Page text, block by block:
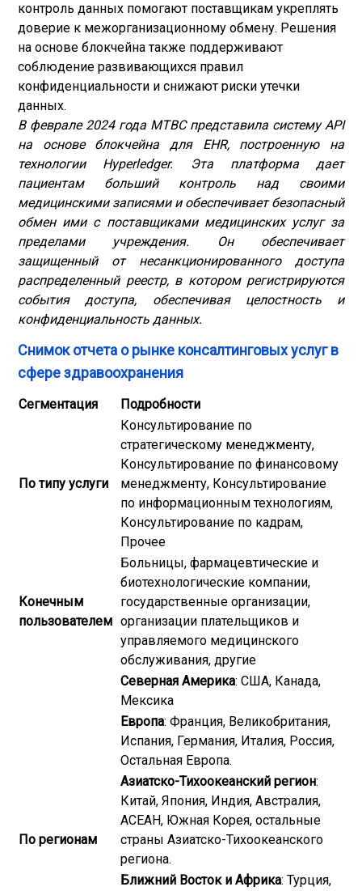
контроль данных помогают поставщикам укреплять
доверие к межорганизационному обмену. Решения
на основе блокчейна также поддерживают
соблюдение развивающихся правил
конфиденциальности и снижают риски утечки
данных.
В феврале 2024 года MTBC представила систему API
на основе блокчейна для EHR, построенную на
технологии Hyperledger. Эта платформа дает
пациентам больший контроль над своими
медицинскими записями и обеспечивает безопасный
обмен ими с поставщиками медицинских услуг за
пределами учреждения. Он обеспечивает
защищенный от несанкционированного доступа
распределенный реестр, в котором регистрируются
события доступа, обеспечивая целостность и
конфиденциальность данных.
Снимок отчета о рынке консалтинговых услуг в
сфере здравоохранения
Сегментация Подробности
По типу услуги
Консультирование по
стратегическому менеджменту,
Консультирование по финансовому
менеджменту, Консультирование
по информационным технологиям,
Консультирование по кадрам,
Прочее
Конечным
пользователем
Больницы, фармацевтические и
биотехнологические компании,
государственные организации,
организации плательщиков и
управляемого медицинского
обслуживания, другие
По регионам
Северная Америка: США, Канада,
Мексика
Европа: Франция, Великобритания,
Испания, Германия, Италия, Россия,
Остальная Европа.
Азиатско-Тихоокеанский регион:
Китай, Япония, Индия, Австралия,
АСЕАН, Южная Корея, остальные
страны Азиатско-Тихоокеанского
региона.
Ближний Восток и Африка: Турция,